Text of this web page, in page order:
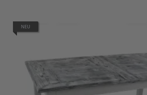
NEU